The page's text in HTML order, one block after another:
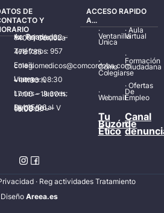
DE
Y
Av. Ronda de los Tejares, 32 – 14001 Córdoba
Teléfonos: 957 478 785
Email: colegiomedicos@comcordoba.com
Lunes – Viernes: 08:30 – 14:30 h.
Lunes – Jueves: 17:00 – 19:30 h.
Del 15/06 al 15/09 de L – V de 08:00 – 15:00 h.
ACCESO RAPIDO
A...
·
Ventanilla
Única
·
Cómo
Colegiarse
·
Webmail
·Aula
Virtual
·
Formación
Ciudadana
·Ofertas
De
Empleo
Tu
Buzón
Ético
Canal
de
· Reg actividades Tratamiento
Diseño Areea.es